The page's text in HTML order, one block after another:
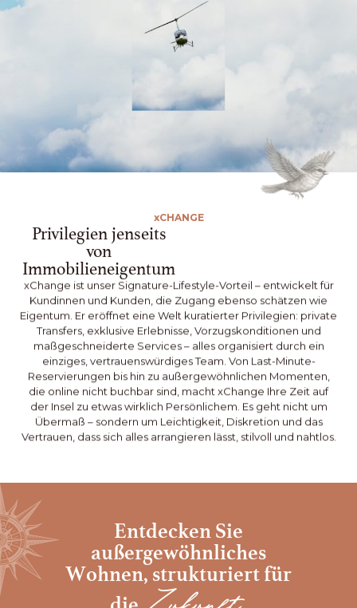
xCHANGE
Privilegien jenseits
von
Immobilieneigentum
xChange ist unser Signature-Lifestyle-Vorteil – entwickelt für
Kundinnen und Kunden, die Zugang ebenso schätzen wie
Eigentum. Er eröffnet eine Welt kuratierter Privilegien: private
Transfers, exklusive Erlebnisse, Vorzugskonditionen und
maßgeschneiderte Services – alles organisiert durch ein
einziges, vertrauenswürdiges Team. Von Last-Minute-
Reservierungen bis hin zu außergewöhnlichen Momenten,
die online nicht buchbar sind, macht xChange Ihre Zeit auf
der Insel zu etwas wirklich Persönlichem. Es geht nicht um
Übermaß – sondern um Leichtigkeit, Diskretion und das
Vertrauen, dass sich alles arrangieren lässt, stilvoll und nahtlos.
Entdecken Sie
außergewöhnliches
Wohnen, strukturiert für